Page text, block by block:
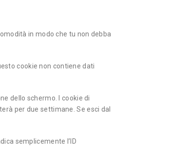
in modo che tu non debba
cookie non contiene dati
dello schermo. I cookie di
per due settimane. Se esci dal
semplicemente l’ID